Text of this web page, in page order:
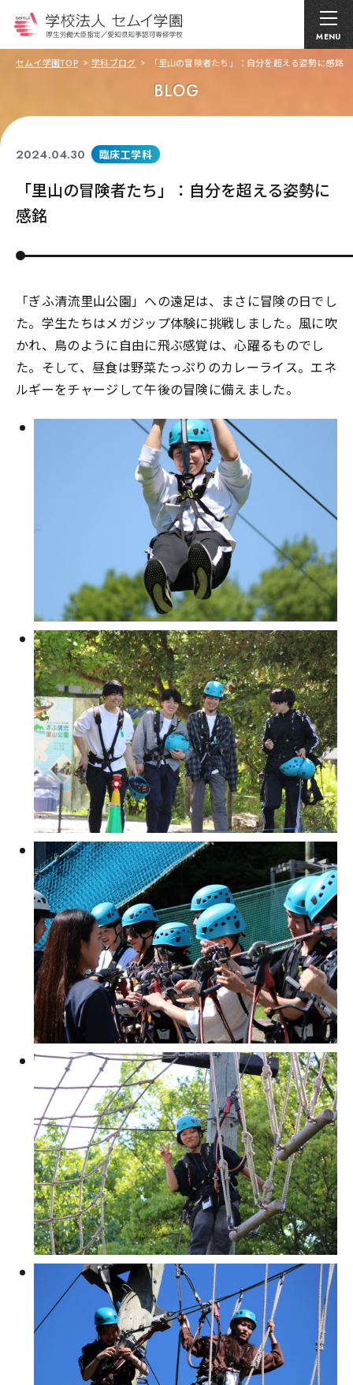
MENU
セムイ学園TOP 学科ブログ 「里山の冒険者たち」：自分を超える姿勢に感銘
BLOG
2024.04.30 臨床工学科
「里山の冒険者たち」：自分を超える姿勢に
感銘
「ぎふ清流里山公園」への遠足は、まさに冒険の日でし
た。学生たちはメガジップ体験に挑戦しました。風に吹
かれ、鳥のように自由に飛ぶ感覚は、心躍るものでし
た。そして、昼食は野菜たっぷりのカレーライス。エネ
ルギーをチャージして午後の冒険に備えました。